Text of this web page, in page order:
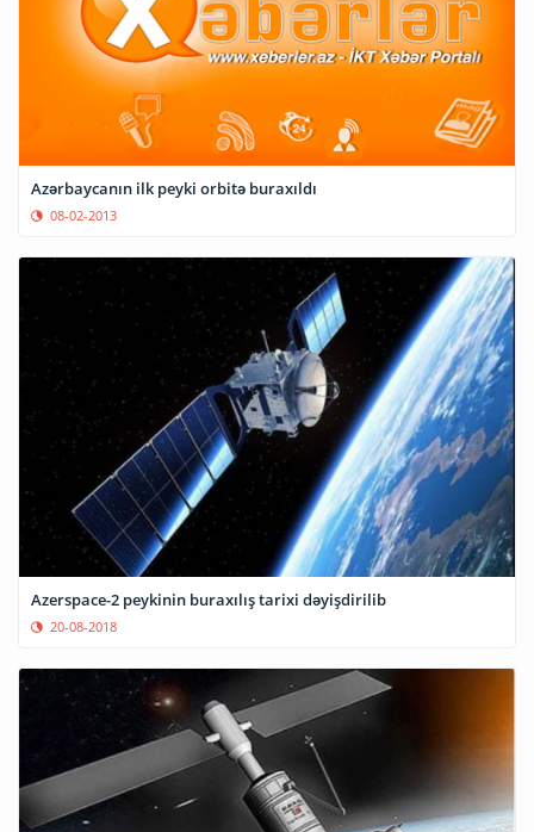
Azərbaycanın ilk peyki orbitə buraxıldı
08-02-2013
Azerspace-2 peykinin buraxılış tarixi dəyişdirilib
20-08-2018